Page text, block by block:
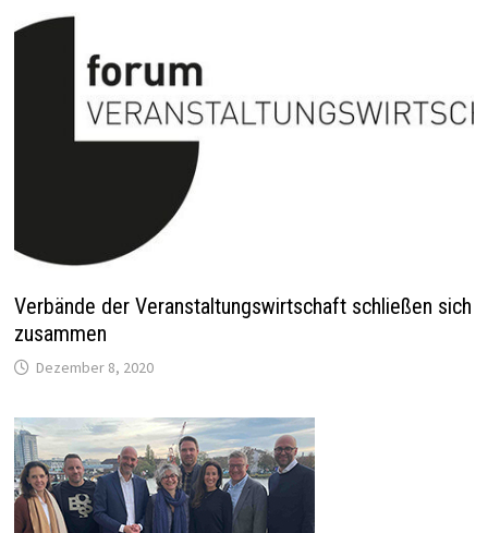
Verbände der Veranstaltungswirtschaft schließen sich
zusammen
Dezember 8, 2020